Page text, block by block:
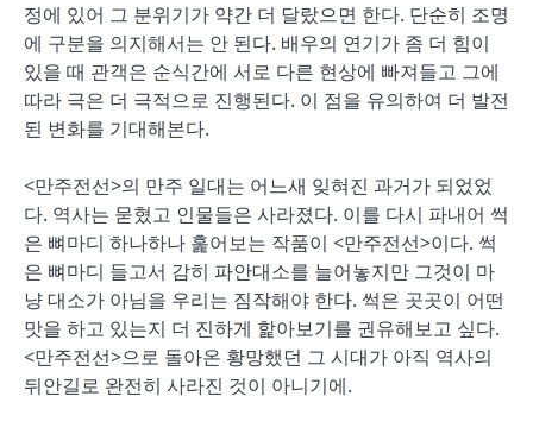
정에 있어 그 분위기가 약간 더 달랐으면 한다. 단순히 조명
에 구분을 의지해서는 안 된다. 배우의 연기가 좀 더 힘이
있을 때 관객은 순식간에 서로 다른 현상에 빠져들고 그에
따라 극은 더 극적으로 진행된다. 이 점을 유의하여 더 발전
된 변화를 기대해본다.
<만주전선>의 만주 일대는 어느새 잊혀진 과거가 되었었
다. 역사는 묻혔고 인물들은 사라졌다. 이를 다시 파내어 썩
은 뼈마디 하나하나 훑어보는 작품이 <만주전선>이다. 썩
은 뼈마디 들고서 감히 파안대소를 늘어놓지만 그것이 마
냥 대소가 아님을 우리는 짐작해야 한다. 썩은 곳곳이 어떤
맛을 하고 있는지 더 진하게 핥아보기를 권유해보고 싶다.
<만주전선>으로 돌아온 황망했던 그 시대가 아직 역사의
뒤안길로 완전히 사라진 것이 아니기에.